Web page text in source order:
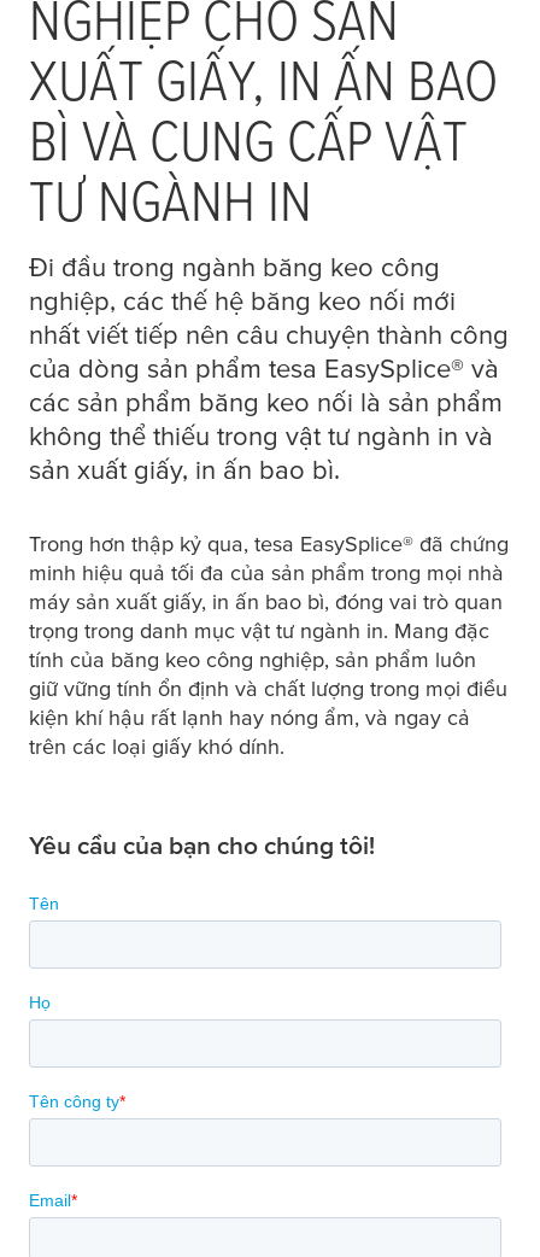
NGHIỆP CHO SẢN
XUẤT GIẤY, IN ẤN BAO
BÌ VÀ CUNG CẤP VẬT
TƯ NGÀNH IN
Đi đầu trong ngành băng keo công
nghiệp, các thế hệ băng keo nối mới
nhất viết tiếp nên câu chuyện thành công
của dòng sản phẩm tesa EasySplice® và
các sản phẩm băng keo nối là sản phẩm
không thể thiếu trong vật tư ngành in và
sản xuất giấy, in ấn bao bì.
Trong hơn thập kỷ qua, tesa EasySplice® đã chứng
minh hiệu quả tối đa của sản phẩm trong mọi nhà
máy sản xuất giấy, in ấn bao bì, đóng vai trò quan
trọng trong danh mục vật tư ngành in. Mang đặc
tính của băng keo công nghiệp, sản phẩm luôn
giữ vững tính ổn định và chất lượng trong mọi điều
kiện khí hậu rất lạnh hay nóng ẩm, và ngay cả
trên các loại giấy khó dính.
Yêu cầu của bạn cho chúng tôi!